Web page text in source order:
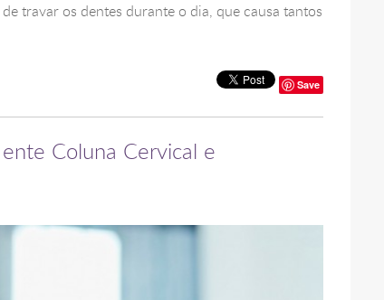
travar os dentes durante o dia, que causa tantos
Save
Coluna Cervical e